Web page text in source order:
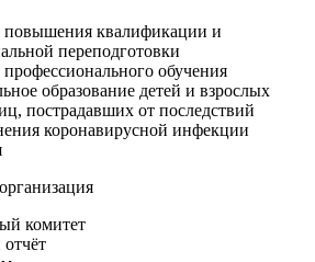
квалификации и
переподготовки
обучения
образование детей и взрослых
пострадавших от последствий
коронавирусной инфекции
комитет